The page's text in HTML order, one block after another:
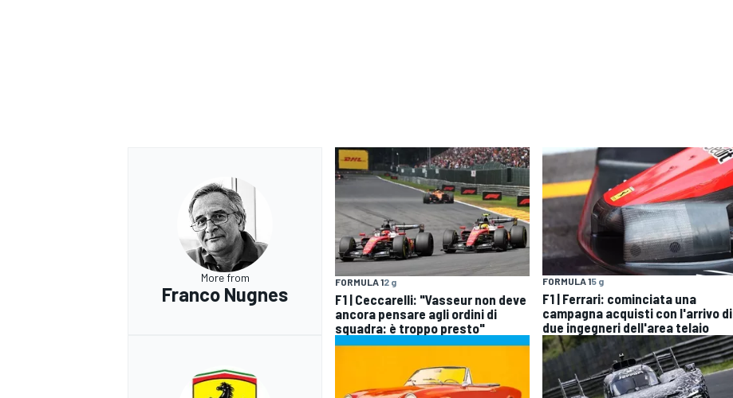
More from
Franco Nugnes
FORMULA 12 g
F1 | Ceccarelli: "Vasseur non deve
ancora pensare agli ordini di
squadra: è troppo presto"
FORMULA 15 g
F1 | Ferrari: cominciata una
campagna acquisti con l'arrivo di
due ingegneri dell'area telaio